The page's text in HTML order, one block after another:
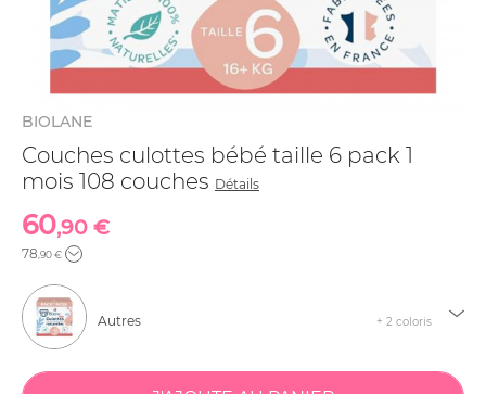
BIOLANE
Couches culottes bébé taille 6 pack 1
mois 108 couches Détails
60,90 €
78 ,90 €
Autres + 2 coloris